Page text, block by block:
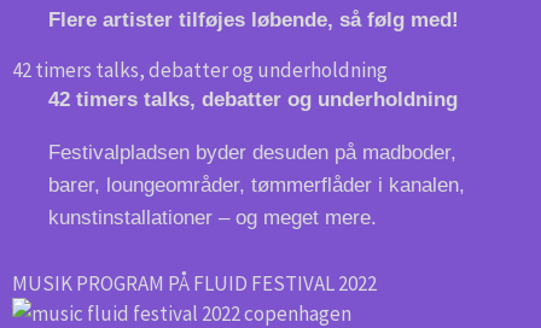
Flere artister tilføjes løbende, så følg med!
42 timers talks, debatter og underholdning
42 timers talks, debatter og underholdning
Festivalpladsen byder desuden på madboder,
barer, loungeområder, tømmerflåder i kanalen,
kunstinstallationer – og meget mere.
MUSIK PROGRAM PÅ FLUID FESTIVAL 2022